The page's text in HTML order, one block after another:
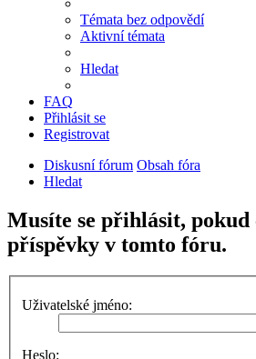
Témata bez odpovědí
Aktivní témata
Hledat
FAQ
Přihlásit se
Registrovat
Diskusní fórum Obsah fóra
Hledat
Musíte se přihlásit, pokud
příspěvky v tomto fóru.
Uživatelské jméno:
Heslo: